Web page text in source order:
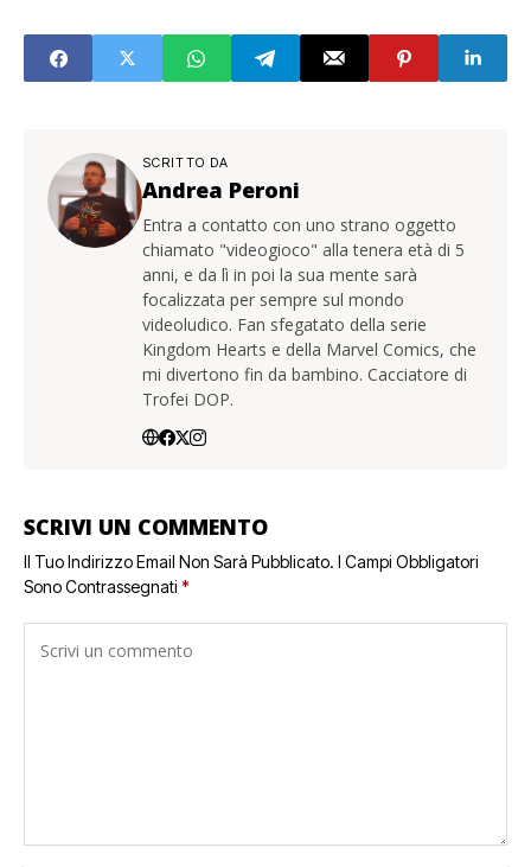
SCRITTO DA
Andrea Peroni
Entra a contatto con uno strano oggetto
chiamato "videogioco" alla tenera età di 5
anni, e da lì in poi la sua mente sarà
focalizzata per sempre sul mondo
videoludico. Fan sfegatato della serie
Kingdom Hearts e della Marvel Comics, che
mi divertono fin da bambino. Cacciatore di
Trofei DOP.
SCRIVI UN COMMENTO
Il Tuo Indirizzo Email Non Sarà Pubblicato. I Campi Obbligatori
Sono Contrassegnati *